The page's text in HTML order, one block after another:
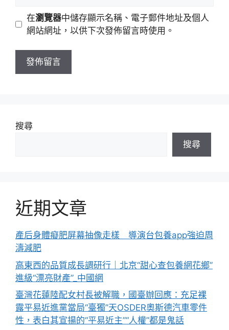
址
站
址
在瀏覽器中儲存顯示名稱、電子郵件地址及個人
網站網址，以供下次發佈留言時使用。
搜尋
搜尋
近期文章
產后身體癡肥屏幕抽像走樣 導演台包養app強迫周
濤減肥
高東西的品質成長調研行｜北京“甜心查包養網花鄉”
進級“漂亮財產”_中國網
臺灣花蓮陸配女村長被解職，國臺辦回應：充足裸
露平易近進黨當局“臺獨”天OSDER奧斯德汽車零件
性，表白其宣揚的“平易近主”“人權”都是鬼話